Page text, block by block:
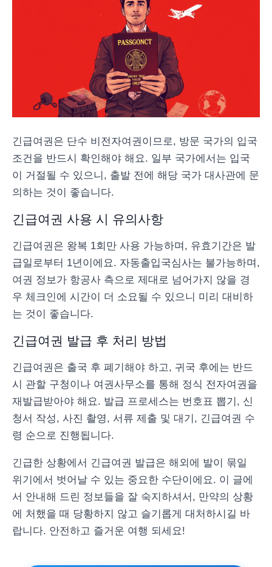
긴급여권은 단수 비전자여권이므로, 방문 국가의 입국
조건을 반드시 확인해야 해요. 일부 국가에서는 입국
이 거절될 수 있으니, 출발 전에 해당 국가 대사관에 문
의하는 것이 좋습니다.
긴급여권 사용 시 유의사항
긴급여권은 왕복 1회만 사용 가능하며, 유효기간은 발
급일로부터 1년이에요. 자동출입국심사는 불가능하며,
여권 정보가 항공사 측으로 제대로 넘어가지 않을 경
우 체크인에 시간이 더 소요될 수 있으니 미리 대비하
는 것이 좋습니다.
긴급여권 발급 후 처리 방법
긴급여권은 출국 후 폐기해야 하고, 귀국 후에는 반드
시 관할 구청이나 여권사무소를 통해 정식 전자여권을
재발급받아야 해요. 발급 프로세스는 번호표 뽑기, 신
청서 작성, 사진 촬영, 서류 제출 및 대기, 긴급여권 수
령 순으로 진행됩니다.
긴급한 상황에서 긴급여권 발급은 해외에 발이 묶일
위기에서 벗어날 수 있는 중요한 수단이에요. 이 글에
서 안내해 드린 정보들을 잘 숙지하셔서, 만약의 상황
에 처했을 때 당황하지 않고 슬기롭게 대처하시길 바
랍니다. 안전하고 즐거운 여행 되세요!